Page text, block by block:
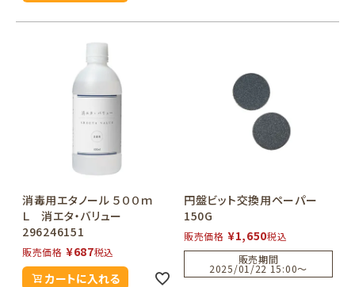
消毒用エタノール ５００ｍ
Ｌ 消エタ・バリュー
296246151
販売価格 ¥687税込
カートに入れる
円盤ビット交換用ペーパー
150G
販売価格 ¥1,650税込
販売期間
2025/01/22 15:00〜